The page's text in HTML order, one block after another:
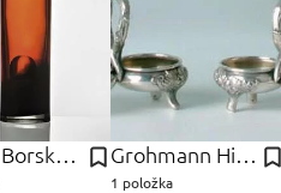
Karel , Borské sklo, Nový Bor Wűnsch Grohmann Hieromymus
1 položka